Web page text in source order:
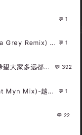
1
Beth - Don't You Worry Child (Joshua Grey Remix) DjMix 1
恩平DJTed 全中文精选多远都要在一起也希望大家多远都要经常联系 392
Ashlee Simpson - Outta My Head(Dat Myn Mix)-越鼓女LakHouse - 外文Remix 越南鼓 越南风格 1
22